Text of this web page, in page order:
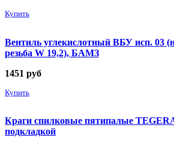
Купить
Вентиль углекислотный ВБУ исп. 03
резьба W 19,2), БАМЗ
1451 руб
Купить
Краги спилковые пятипалые
подкладкой